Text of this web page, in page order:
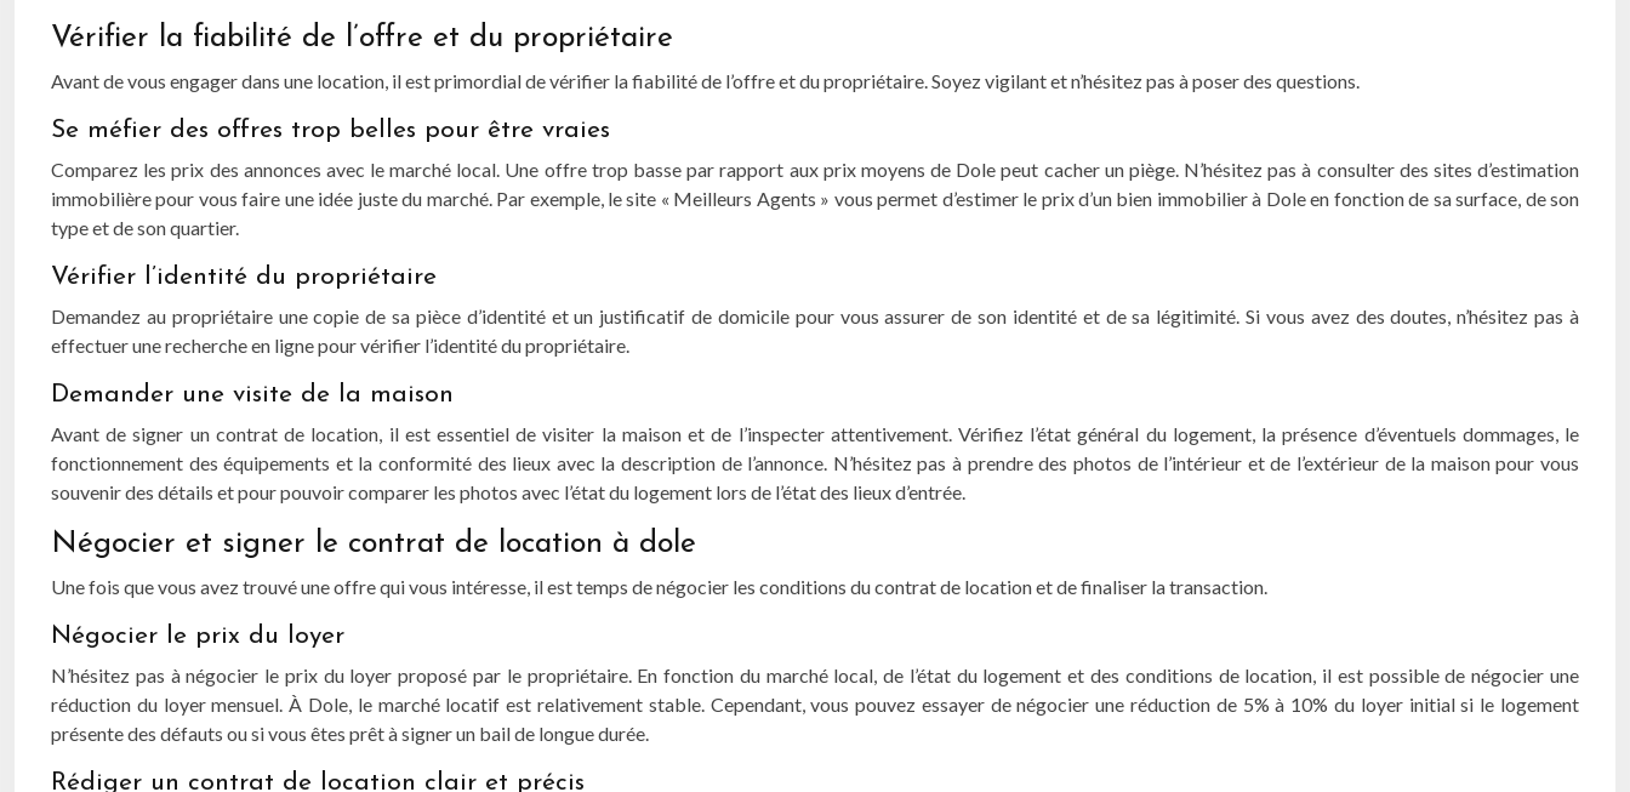
Vérifier la fiabilité de l’offre et du propriétaire
Avant de vous engager dans une location, il est primordial de vérifier la fiabilité de l’offre et du propriétaire. Soyez vigilant et n’hésitez pas à poser des questions.
Se méfier des offres trop belles pour être vraies
Comparez les prix des annonces avec le marché local. Une offre trop basse par rapport aux prix moyens de Dole peut cacher un piège. N’hésitez pas à consulter des sites d’estimation
immobilière pour vous faire une idée juste du marché. Par exemple, le site « Meilleurs Agents » vous permet d’estimer le prix d’un bien immobilier à Dole en fonction de sa surface, de son
type et de son quartier.
Vérifier l’identité du propriétaire
Demandez au propriétaire une copie de sa pièce d’identité et un justificatif de domicile pour vous assurer de son identité et de sa légitimité. Si vous avez des doutes, n’hésitez pas à
effectuer une recherche en ligne pour vérifier l’identité du propriétaire.
Demander une visite de la maison
Avant de signer un contrat de location, il est essentiel de visiter la maison et de l’inspecter attentivement. Vérifiez l’état général du logement, la présence d’éventuels dommages, le
fonctionnement des équipements et la conformité des lieux avec la description de l’annonce. N’hésitez pas à prendre des photos de l’intérieur et de l’extérieur de la maison pour vous
souvenir des détails et pour pouvoir comparer les photos avec l’état du logement lors de l’état des lieux d’entrée.
Négocier et signer le contrat de location à dole
Une fois que vous avez trouvé une offre qui vous intéresse, il est temps de négocier les conditions du contrat de location et de finaliser la transaction.
Négocier le prix du loyer
N’hésitez pas à négocier le prix du loyer proposé par le propriétaire. En fonction du marché local, de l’état du logement et des conditions de location, il est possible de négocier une
réduction du loyer mensuel. À Dole, le marché locatif est relativement stable. Cependant, vous pouvez essayer de négocier une réduction de 5% à 10% du loyer initial si le logement
présente des défauts ou si vous êtes prêt à signer un bail de longue durée.
Rédiger un contrat de location clair et précis